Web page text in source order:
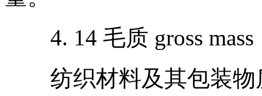
4. 14 毛质 gross mass
纺织材料及其包装物